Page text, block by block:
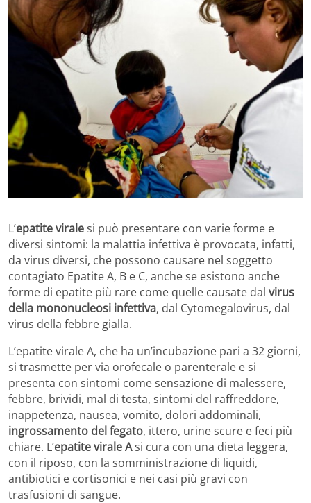
L’epatite viralesi può presentare con varie forme e
diversi sintomi: la malattia infettiva è provocata, infatti,
da virus diversi, che possono causare nel soggetto
contagiato Epatite A, B e C, anche se esistono anche
forme di epatite più rare come quelle causate dal virus
della mononucleosi infettiva, dal Cytomegalovirus, dal
virus della febbre gialla.
L’epatite virale A, che ha un’incubazione pari a 32 giorni,
si trasmette per via orofecale o parenterale e si
presenta con sintomi come sensazione di malessere,
febbre, brividi, mal di testa, sintomi del raffreddore,
inappetenza, nausea, vomito, dolori addominali,
ingrossamento del fegato, ittero, urine scure e feci più
chiare. L’epatite virale Asi cura con una dieta leggera,
con il riposo, con la somministrazione di liquidi,
antibiotici e cortisonici e nei casi più gravi con
trasfusioni di sangue.